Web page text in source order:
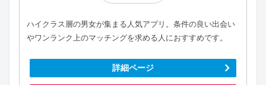
ハイクラス層の男女が集まる人気アプリ。条件の良い出会い
やワンランク上のマッチングを求める人におすすめです。
詳細ページ